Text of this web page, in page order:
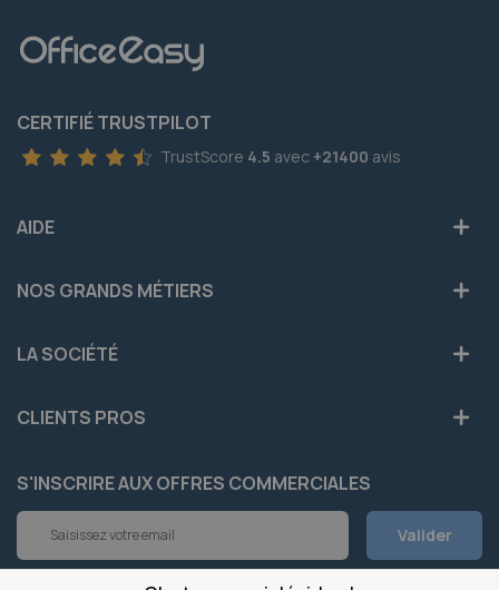
CERTIFIÉ TRUSTPILOT
TrustScore 4.5 avec +21400 avis
AIDE
NOS GRANDS MÉTIERS
LA SOCIÉTÉ
CLIENTS PROS
S'INSCRIRE AUX OFFRES COMMERCIALES
Inscription
notre
Valider